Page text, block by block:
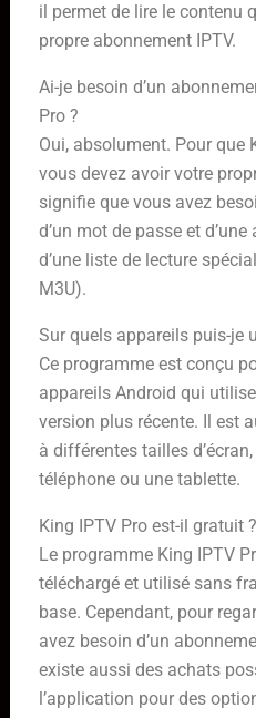
il permet de lire le contenu
propre abonnement IPTV.
Ai-je besoin d’un
Pro ?
Oui, absolument. Pour que
vous devez avoir votre
signifie que vous avez
d’un mot de passe et
d’une liste de lecture
M3U).
Sur quels appareils puis-je
Ce programme est conçu
appareils Android qui
version plus récente. Il est
à différentes tailles
téléphone ou une tablette.
King IPTV Pro est-il gratuit ?
Le programme King IPTV
téléchargé et utilisé sans
base. Cependant, pour
avez besoin d’un
existe aussi des achats
l’application pour des